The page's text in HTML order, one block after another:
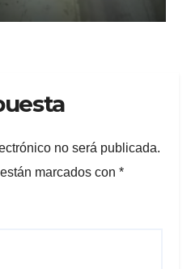
no será publicada.
marcados con *